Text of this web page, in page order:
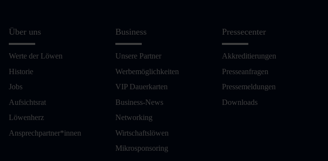
Über uns
Werte der Löwen
Historie
Jobs
Aufsichtsrat
Löwenherz
Ansprechpartner*innen
Business
Unsere Partner
Werbemöglichkeiten
VIP Dauerkarten
Business-News
Networking
Wirtschaftslöwen
Mikrosponsoring
Pressecenter
Akkreditierungen
Presseanfragen
Pressemeldungen
Downloads